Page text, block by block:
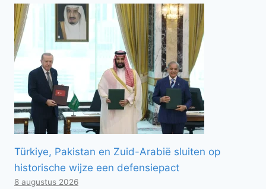
Türkiye, Pakistan en Zuid-Arabië sluiten op
historische wijze een defensiepact
8 augustus 2026